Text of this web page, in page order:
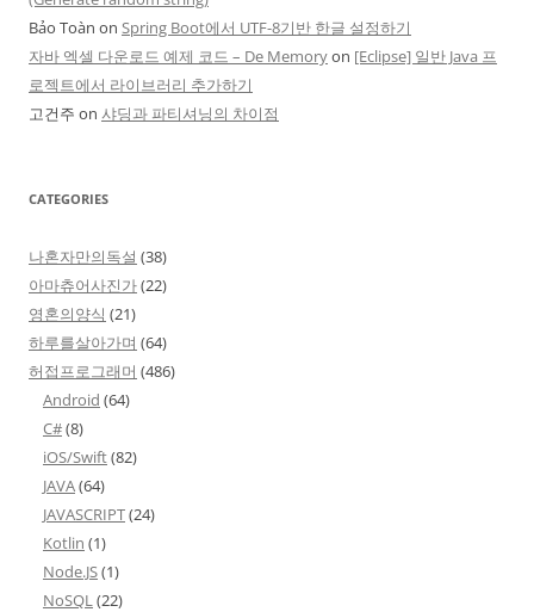
Bảo Toàn on Spring Boot에서 UTF-8기반 한글 설정하기
자바 엑셀 다운로드 예제 코드 – De Memoryon [Eclipse] 일반 Java 프
로젝트에서 라이브러리 추가하기
고건주 on 샤딩과 파티셔닝의 차이점
CATEGORIES
나혼자만의독설 (38)
아마츄어사진가(22)
영혼의양식 (21)
하루를살아가며 (64)
허접프로그래머 (486)
Android (64)
C#(8)
iOS/Swift(82)
JAVA(64)
JAVASCRIPT(24)
Kotlin (1)
Node.JS(1)
NoSQL(22)